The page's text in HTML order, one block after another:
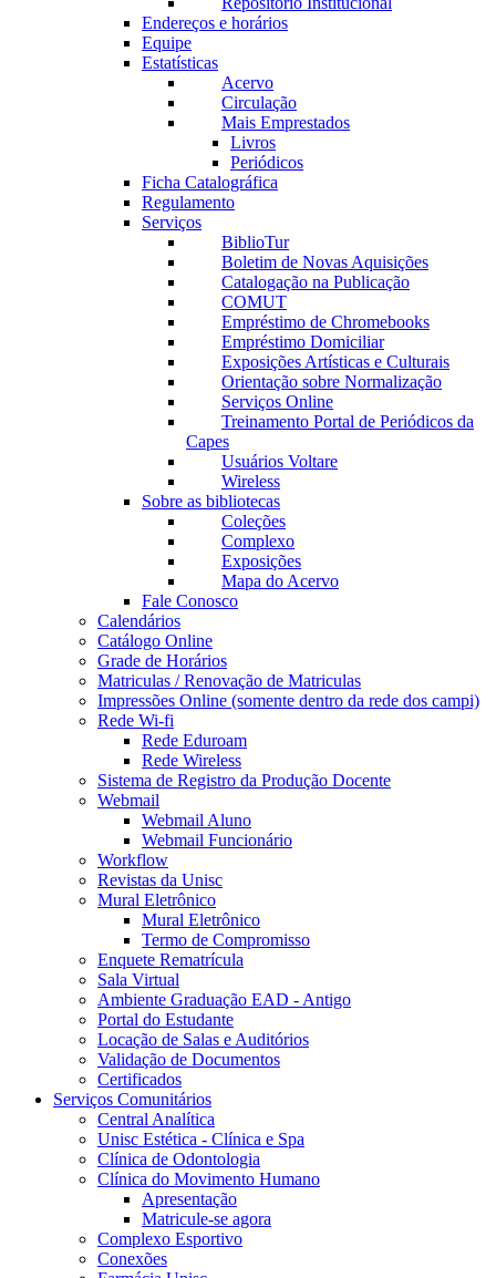
Endereços e horários
Equipe
Estatísticas
Acervo
Circulação
Mais Emprestados
Livros
Periódicos
Ficha Catalográfica
Regulamento
Serviços
BiblioTur
Boletim de Novas Aquisições
Catalogação na Publicação
COMUT
Empréstimo de Chromebooks
Empréstimo Domiciliar
Exposições Artísticas e Culturais
Orientação sobre Normalização
Serviços Online
Treinamento Portal de Periódicos da
Capes
Usuários Voltare
Wireless
Sobre as bibliotecas
Coleções
Complexo
Exposições
Mapa do Acervo
Fale Conosco
Calendários
Catálogo Online
Grade de Horários
Matriculas / Renovação de Matriculas
Impressões Online (somente dentro da rede dos campi)
Rede Wi-fi
Rede Eduroam
Rede Wireless
Sistema de Registro da Produção Docente
Webmail
Webmail Aluno
Webmail Funcionário
Workflow
Revistas da Unisc
Mural Eletrônico
Mural Eletrônico
Termo de Compromisso
Enquete Rematrícula
Sala Virtual
Ambiente Graduação EAD - Antigo
Portal do Estudante
Locação de Salas e Auditórios
Validação de Documentos
Certificados
Serviços Comunitários
Central Analítica
Unisc Estética - Clínica e Spa
Clínica de Odontologia
Clínica do Movimento Humano
Apresentação
Matricule-se agora
Complexo Esportivo
Conexões